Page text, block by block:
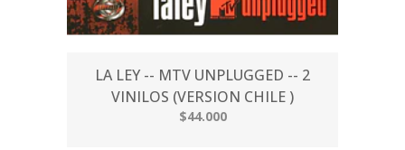
LA LEY -- MTV UNPLUGGED -- 2
VINILOS (VERSION CHILE )
$44.000